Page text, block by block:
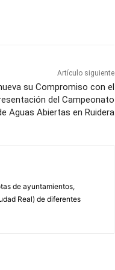
Artículo siguiente
su Compromiso con el
del Campeonato
Aguas Abiertas en Ruidera
de ayuntamientos,
Real) de diferentes